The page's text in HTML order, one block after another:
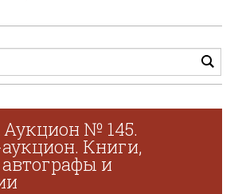
№ 145.
Книги,
и